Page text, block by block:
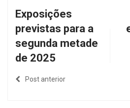
Exposições
previstas para a
segunda metade
de 2025
Post anterior